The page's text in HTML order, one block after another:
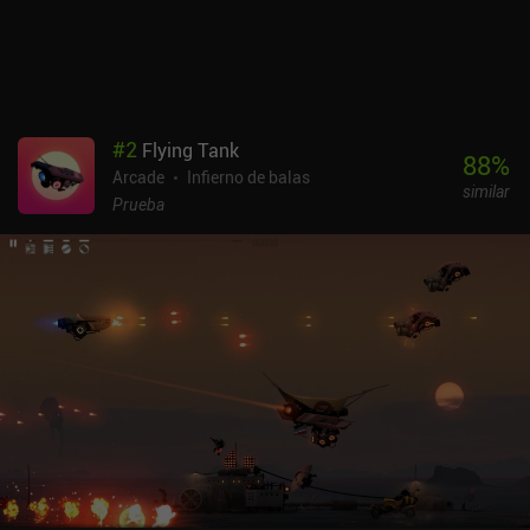
#2 Flying Tank
Arcade
Infierno de balas
Prueba
88%
similar